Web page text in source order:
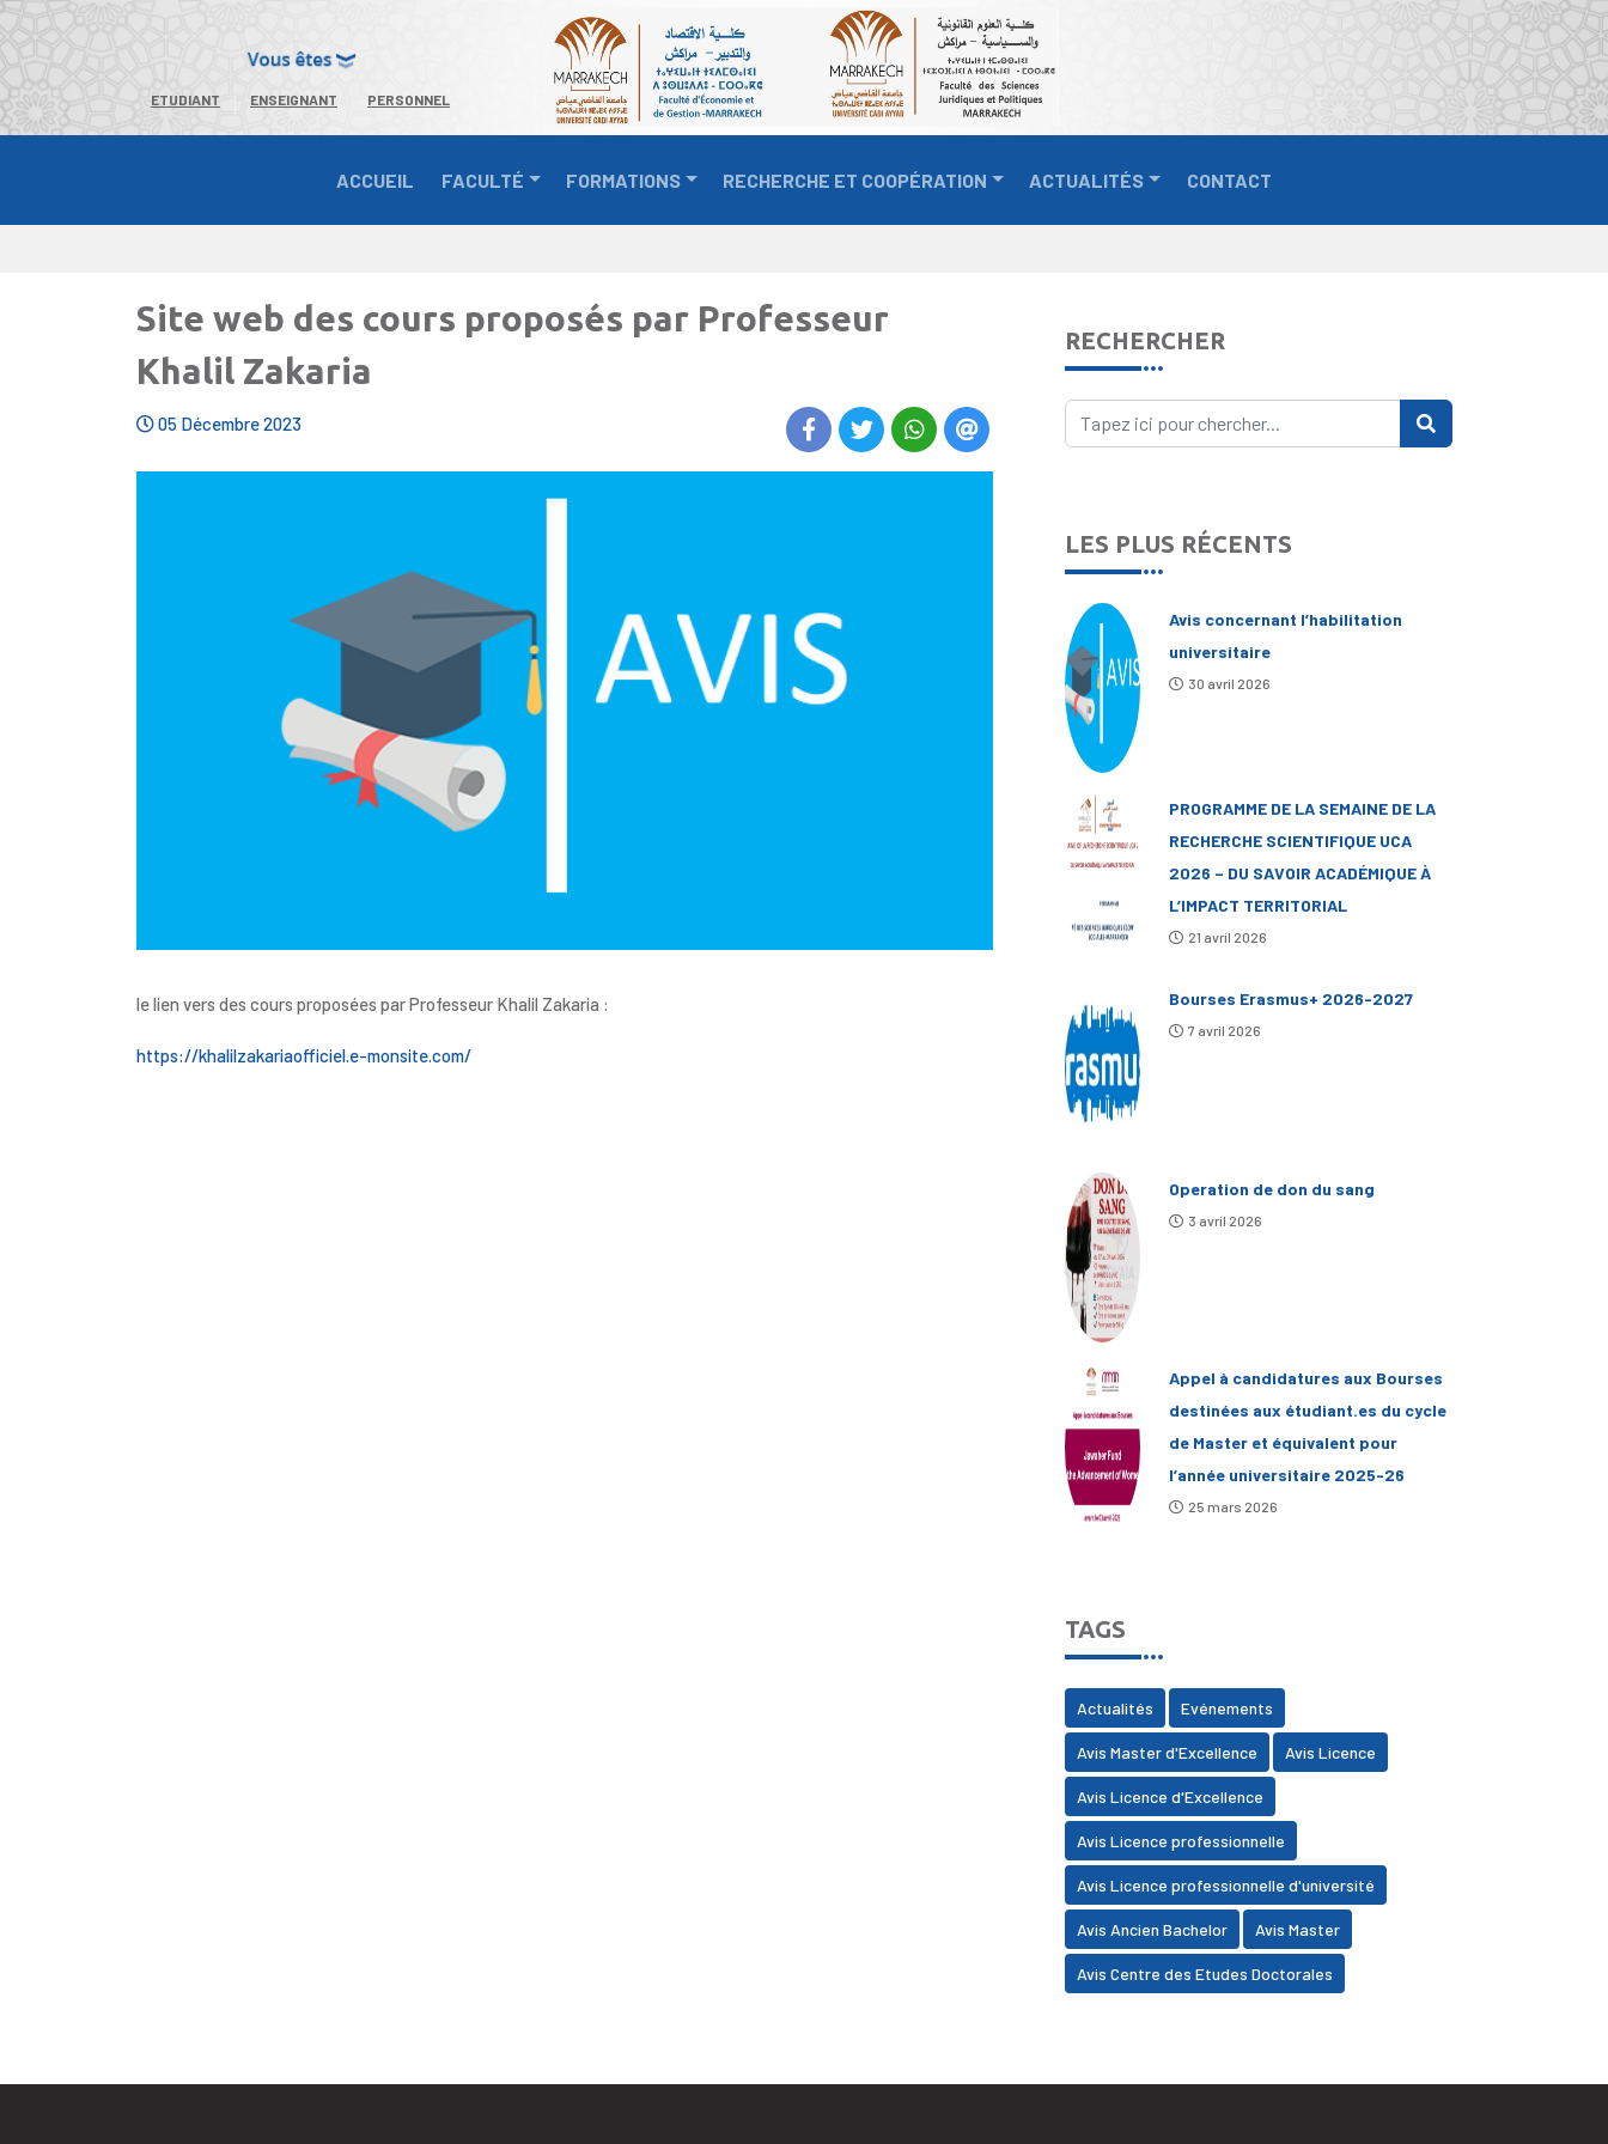
ETUDIANT ENSEIGNANT PERSONNEL
ACCUEIL FACULTÉ FORMATIONS RECHERCHE ET COOPÉRATION ACTUALITÉS CONTACT
Site web des cours proposés par Professeur
Khalil Zakaria
05 Décembre 2023
le lien vers des cours proposées par Professeur Khalil Zakaria :
https://khalilzakariaofficiel.e-monsite.com/
RECHERCHER
LES PLUS RÉCENTS
Avis concernant l’habilitation
universitaire
30 avril 2026
PROGRAMME DE LA SEMAINE DE LA
RECHERCHE SCIENTIFIQUE UCA
2026 – DU SAVOIR ACADÉMIQUE À
L’IMPACT TERRITORIAL
21 avril 2026
Bourses Erasmus+ 2026-2027
7 avril 2026
Operation de don du sang
3 avril 2026
Appel à candidatures aux Bourses
destinées aux étudiant.es du cycle
de Master et équivalent pour
l’année universitaire 2025-26
25 mars 2026
TAGS
Actualités Evénements
Avis Master d'Excellence Avis Licence
Avis Licence d'Excellence
Avis Licence professionnelle
Avis Licence professionnelle d'université
Avis Ancien Bachelor Avis Master
Avis Centre des Etudes Doctorales